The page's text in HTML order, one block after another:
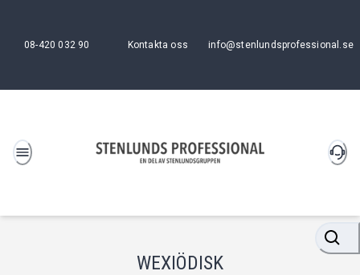
08-420 032 90 Kontakta oss info@stenlundsprofessional.se
WEXIÖDISK